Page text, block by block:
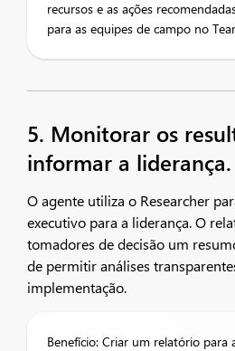
recursos e as ações
para as equipes de campo no
5. Monitorar os
informar a liderança.
O agente utiliza o Researcher
executivo para a liderança. O
tomadores de decisão um
de permitir análises
implementação.
Benefício: Criar um relatório para